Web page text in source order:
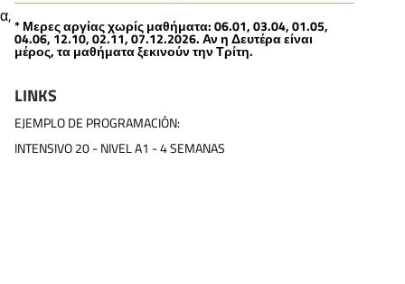
* Μερες αργίας χωρίς μαθήματα: 06.01, 03.04, 01.05,
04.06, 12.10, 02.11, 07.12.2026. Αν η Δευτέρα είναι
μέρος, τα μαθήματα ξεκινούν την Τρίτη.
LINKS
EJEMPLO DE PROGRAMACIÓN:
INTENSIVO 20 - NIVEL A1 - 4 SEMANAS